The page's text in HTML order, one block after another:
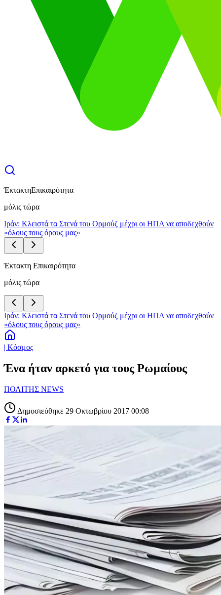
ΈκτακτηΕπικαιρότητα
μόλις τώρα
Ιράν: Κλειστά τα Στενά του Ορμούζ μέχρι οι ΗΠΑ να αποδεχθούν
«όλους τους όρους μας»
Έκτακτη Επικαιρότητα
μόλις τώρα
Ιράν: Κλειστά τα Στενά του Ορμούζ μέχρι οι ΗΠΑ να αποδεχθούν
«όλους τους όρους μας»
| Κόσμος
Ένα ήταν αρκετό για τους Ρωμαίους
ΠΟΛΙΤΗΣ NEWS
Δημοσιεύθηκε 29 Οκτωβρίου 2017 00:08